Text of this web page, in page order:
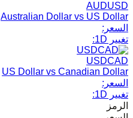
AUDUSD
Australian Dollar vs US Dollar
السعر:
تغيير 1D:
USDCAD
US Dollar vs Canadian Dollar
السعر:
تغيير 1D:
الرمز